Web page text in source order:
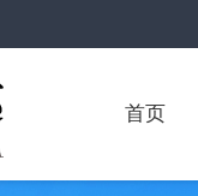
首页